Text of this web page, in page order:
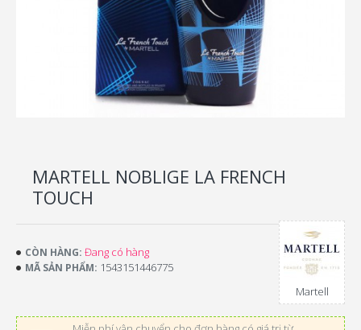
MARTELL NOBLIGE LA FRENCH
TOUCH
CÒN HÀNG: Đang có hàng
MÃ SẢN PHẨM: 1543151446775
Martell